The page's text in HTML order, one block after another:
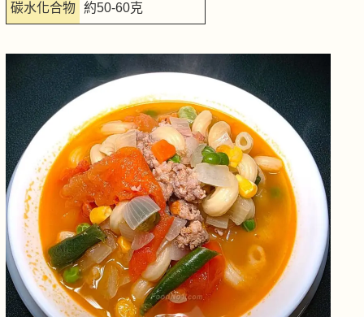
碳水化合物 約50-60克